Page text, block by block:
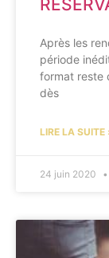
Après les
période
format reste
dès
LIRE LA SUITE
24 juin 2020